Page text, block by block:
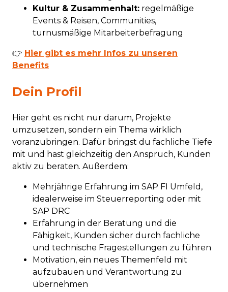
Kultur & Zusammenhalt: regelmäßige
Events & Reisen, Communities,
turnusmäßige Mitarbeiterbefragung
👉 Hier gibt es mehr Infos zu unseren
Benefits
Dein Profil
Hier geht es nicht nur darum, Projekte
umzusetzen, sondern ein Thema wirklich
voranzubringen. Dafür bringst du fachliche Tiefe
mit und hast gleichzeitig den Anspruch, Kunden
aktiv zu beraten. Außerdem:
Mehrjährige Erfahrung im SAP FI Umfeld,
idealerweise im Steuerreporting oder mit
SAP DRC
Erfahrung in der Beratung und die
Fähigkeit, Kunden sicher durch fachliche
und technische Fragestellungen zu führen
Motivation, ein neues Themenfeld mit
aufzubauen und Verantwortung zu
übernehmen